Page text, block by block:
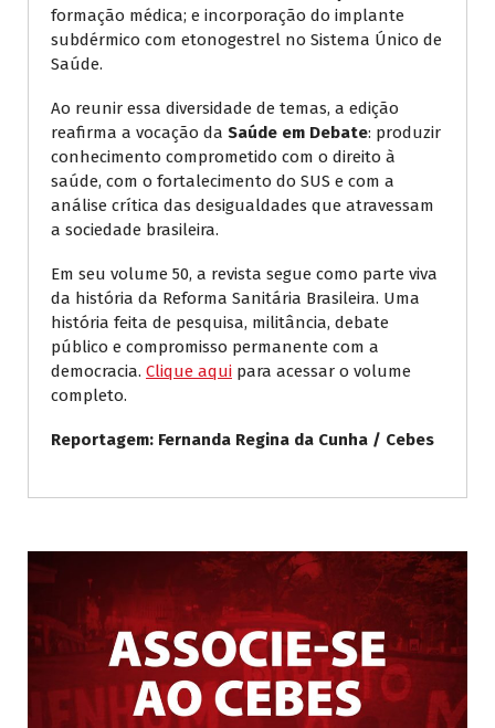
formação médica; e incorporação do implante
subdérmico com etonogestrel no Sistema Único de
Saúde.
Ao reunir essa diversidade de temas, a edição
reafirma a vocação da Saúde em Debate: produzir
conhecimento comprometido com o direito à
saúde, com o fortalecimento do SUS e com a
análise crítica das desigualdades que atravessam
a sociedade brasileira.
Em seu volume 50, a revista segue como parte viva
da história da Reforma Sanitária Brasileira. Uma
história feita de pesquisa, militância, debate
público e compromisso permanente com a
democracia. Clique aqui para acessar o volume
completo.
Reportagem: Fernanda Regina da Cunha / Cebes